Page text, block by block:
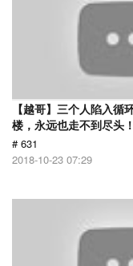
【越哥】三个人陷入循
楼，永远也走不到尽头！
# 631
2018-10-23 07:29